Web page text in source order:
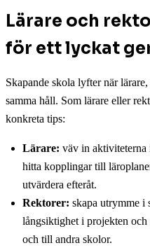
Lärare och
för ett lyckat
Skapande skola lyfter när
samma håll. Som lärare eller
konkreta tips:
Lärare: väv in aktiviteterna
hitta kopplingar till
utvärdera efteråt.
Rektorer: skapa utrymme i
långsiktighet i projekten
och till andra skolor.